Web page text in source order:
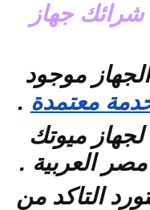
جهاز
موجود
معتمدة .
لجهاز ميوتك
العربية .
التاكد من